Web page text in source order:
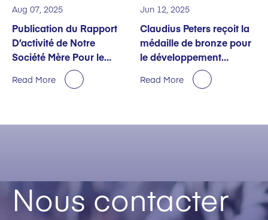
Aug 07, 2025
Publication du Rapport
D’activité de Notre
Société Mère Pour le
Premier Semestre
Read More
Jun 12, 2025
Claudius Peters reçoit la
médaille de bronze pour
le développement
durable décernée par
EcoVadis
Read More
Nous contacter